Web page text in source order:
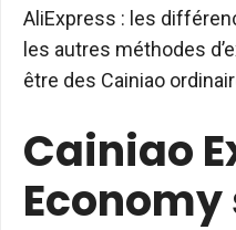
AliExpress : les
les autres méthodes
être des Cainiao
Cainiao
Economy